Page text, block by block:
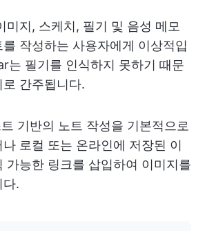
미지, 스케치, 필기 및 음성 메모
작성하는 사용자에게 이상적입
는 필기를 인식하지 못하기 때문
간주됩니다.
기반의 노트 작성을 기본적으로
로컬 또는 온라인에 저장된 이
가능한 링크를 삽입하여 이미지를
다.